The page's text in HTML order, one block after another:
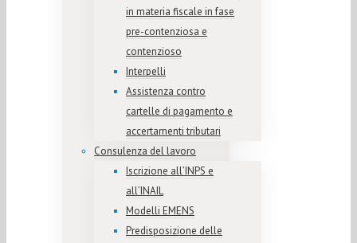
in materia fiscale in fase
pre-contenziosa e
contenzioso
Interpelli
Assistenza contro
cartelle di pagamento e
accertamenti tributari
Consulenza del lavoro
Iscrizione all’INPS e
all’INAIL
Modelli EMENS
Predisposizione delle